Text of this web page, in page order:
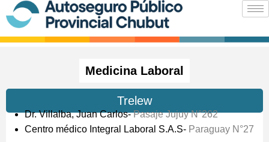
Medicina Laboral
Trelew
Dr. Villalba, Juan Carlos-Pasaje Jujuy N°262
Centro médico Integral Laboral S.A.S- Paraguay N°27